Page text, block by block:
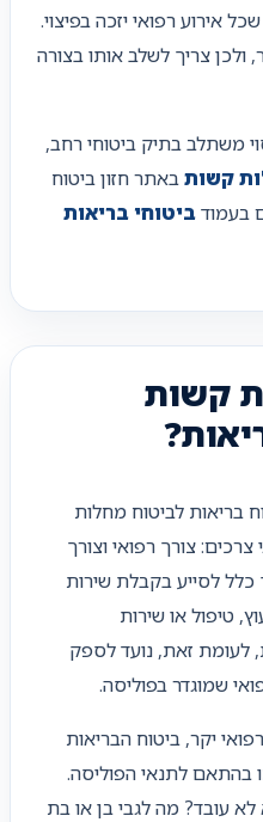
אירוע רפואי יזכה בפיצוי.
צריך לשלב אותו בצורה
משתלב בתיק ביטוחי רחב,
קשותבאתר חזון ביטוח
בעמודביטוחי בריאות
קשות
בריאות לביטוח מחלות
צורך רפואי וצורך
כלל לסייע בקבלת שירות
טיפול או שירות
לעומת זאת, נועד לספק
שמוגדר בפוליסה.
יקר, ביטוח הבריאות
בהתאם לתנאי הפוליסה.
עובד? מה לגבי בן או בת